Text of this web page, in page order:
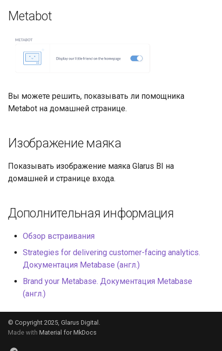
Metabot
Вы можете решить, показывать ли помощника
Metabot на домашней странице.
Изображение маяка
Показывать изображение маяка Glarus BI на
домашней и странице входа.
Дополнительная информация
Обзор встраивания
Strategies for delivering customer-facing analytics.
Документация Metabase (англ.)
Brand your Metabase. Документация Metabase
(англ.)
© Copyright 2025, Glarus Digital.
Made with Material for MkDocs